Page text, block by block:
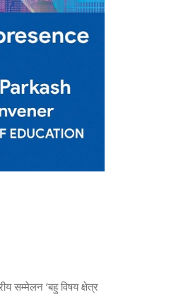
सम्मेलन ‘बहु विषय क्षेत्र